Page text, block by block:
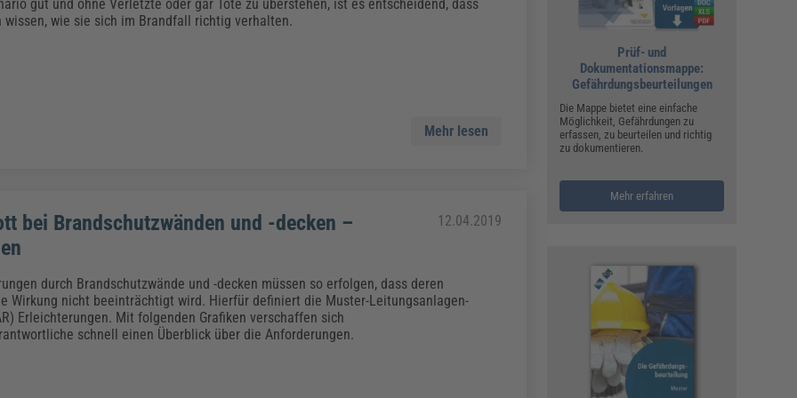
Vergaberecht
Künstliche Intelligenz
Weiterbildungen (AKADEMIE HERKERT)
gut und ohne Verletzte oder gar Tote zu überstehen, ist es entscheidend, dass
wie sie sich im Brandfall richtig verhalten.
Mehr lesen
bei Brandschutzwänden und -decken –
12.04.2019
durch Brandschutzwände und -decken müssen so erfolgen, dass deren
Wirkung nicht beeinträchtigt wird. Hierfür definiert die Muster-Leitungsanlagen-
Erleichterungen. Mit folgenden Grafiken verschaffen sich
schnell einen Überblick über die Anforderungen.
Prüf- und
Dokumentationsmappe:
Gefährdungsbeurteilungen
Die Mappe bietet eine einfache
Möglichkeit, Gefährdungen zu
erfassen, zu beurteilen und richtig
zu dokumentieren.
Mehr erfahren